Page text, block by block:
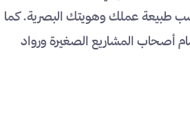
طبيعة عملك وهويتك البصرية. كما
أصحاب المشاريع الصغيرة ورواد